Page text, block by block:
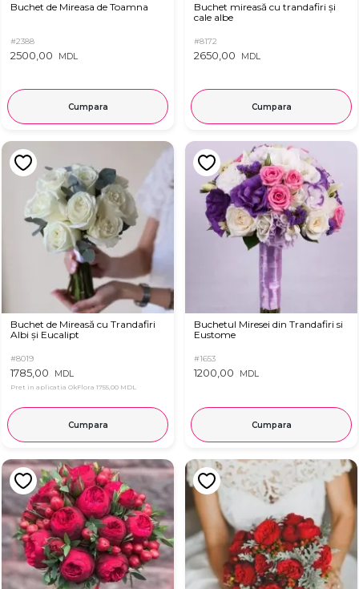
Buchet de Mireasa de Toamna
#2388
2500,00 MDL
Cumpara
Buchet mireasă cu trandafiri și
cale albe
#8172
2650,00 MDL
Cumpara
Buchet de Mireasă cu Trandafiri
Albi și Eucalipt
#8019
1785,00 MDL
Pret in aplicatia OkFlora 1755,00 MDL
Cumpara
Buchetul Miresei din Trandafiri si
Eustome
#1653
1200,00 MDL
Cumpara